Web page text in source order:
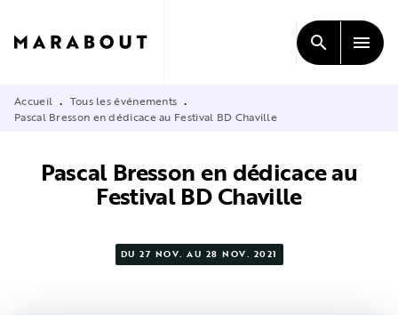
CONTENU
search menu
Accueil • Tous les événements •
Pascal Bresson en dédicace au Festival BD Chaville
Pascal Bresson en dédicace au
Festival BD Chaville
DU 27 NOV. AU 28 NOV. 2021